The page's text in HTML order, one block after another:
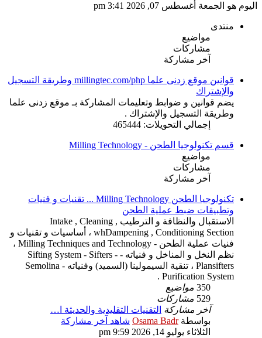
اليوم هو الجمعة أغسطس 07, 2026 3:41 pm
منتدى
مواضيع
مشاركات
آخر مشاركة
قوانين موقع زدنى علما millingtec.com/php وطريقة التسجيل
والإشتراك
يضم قوانين و ضوابط وتعليمات المشاركة بـ موقع زدنى علما
وطريقة التسجيل والإشتراك .
إجمالي التحويلات: 465444
قسم تكنولوجيا الطحن - Milling Technology
مواضيع
مشاركات
آخر مشاركة
تكنولوجيا الطحن Milling Technology ... تقنيات و فنيات
وتطبيقات ضبط عملية الطحن
الاستقبال والنظافة و الترطيب Intake , Cleaning ,
whDampening , Conditioning Section ، أساسيات و تقنيات و
فنيات عملية الطحن - Milling Techniques and Technology ،
نظم النخل و المناخل و فنياته - Sifting System - Sifters -
Plansifters ، تنقية السيمولينا (السميد) وفنياته - Semolina
Purification System .
350 مواضيع
529 مشاركات
آخر مشاركة التقنيات التقليدية والحديثة ا…
بواسطةOsama Badr شاهد آخر مشاركة
الثلاثاء يوليو 14, 2026 9:59 pm